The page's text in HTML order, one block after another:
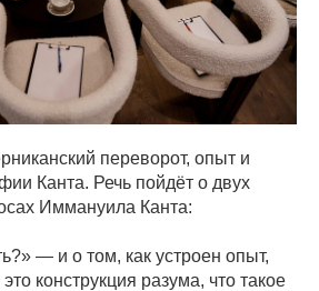
переворот, опыт и
Канта. Речь пойдёт о двух
Иммануила Канта:
— и о том, как устроен опыт,
конструкция разума, что такое